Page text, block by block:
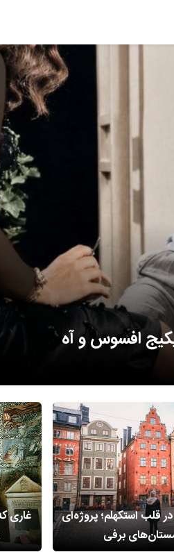
در هلند
قلب استکهلم؛ پروژه‌ای
برفی